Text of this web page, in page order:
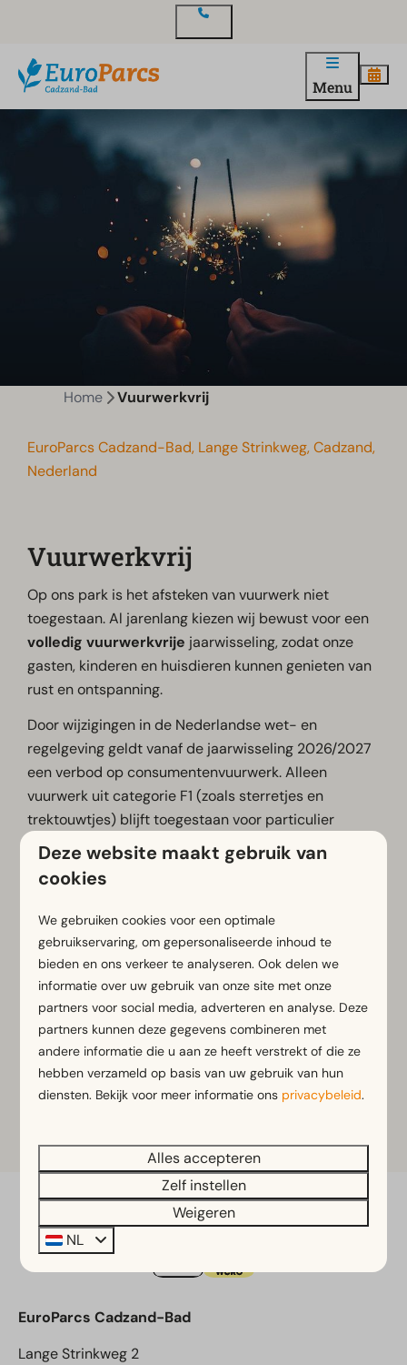
Menu
Home Vuurwerkvrij
EuroParcs Cadzand-Bad, Lange Strinkweg, Cadzand,
Nederland
Vuurwerkvrij
Op ons park is het afsteken van vuurwerk niet
toegestaan. Al jarenlang kiezen wij bewust voor een
volledig vuurwerkvrije jaarwisseling, zodat onze
gasten, kinderen en huisdieren kunnen genieten van
rust en ontspanning.
Door wijzigingen in de Nederlandse wet- en
regelgeving geldt vanaf de jaarwisseling 2026/2027
een verbod op consumentenvuurwerk. Alleen
vuurwerk uit categorie F1 (zoals sterretjes en
trektouwtjes) blijft toegestaan voor particulier
gebruik. Professionele vuurwerkshows kunnen
plaatsvinden wanneer hiervoor de benodigde
vergunningen zijn verleend.
Houd er rekening mee dat ons vuurwerkvrije beleid
uitsluitend geldt binnen de grenzen van het park.
Buiten het park kunnen, afhankelijk van de lokale
situatie en regelgeving, professionele
vuurwerkshows plaatsvinden en kan toegestaan F1-
vuurwerk worden gebruikt.
Belangrijk:Op het park zelf is géén vuurwerk
toegestaan, ook geen F1-vuurwerk.
EuroParcs Cadzand-Bad
Lange Strinkweg 2
Deze website maakt gebruik van
cookies
We gebruiken cookies voor een optimale
gebruikservaring, om gepersonaliseerde inhoud te
bieden en ons verkeer te analyseren. Ook delen we
informatie over uw gebruik van onze site met onze
partners voor social media, adverteren en analyse. Deze
partners kunnen deze gegevens combineren met
andere informatie die u aan ze heeft verstrekt of die ze
hebben verzameld op basis van uw gebruik van hun
diensten. Bekijk voor meer informatie ons privacybeleid.
Alles accepteren
Zelf instellen
Weigeren
NL